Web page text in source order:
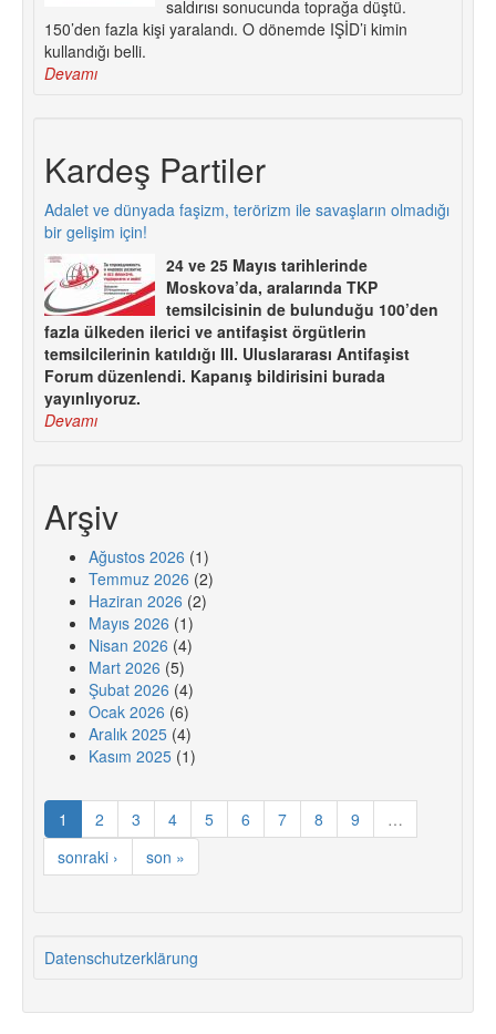
saldırısı sonucunda toprağa düştü.
150’den fazla kişi yaralandı. O dönemde IŞİD’i kimin
kullandığı belli.
Devamı
Kardeş Partiler
Adalet ve dünyada faşizm, terörizm ile savaşların olmadığı
bir gelişim için!
24 ve 25 Mayıs tarihlerinde
Moskova’da, aralarında TKP
temsilcisinin de bulunduğu 100’den
fazla ülkeden ilerici ve antifaşist örgütlerin
temsilcilerinin katıldığı III. Uluslararası Antifaşist
Forum düzenlendi. Kapanış bildirisini burada
yayınlıyoruz.
Devamı
Arşiv
Ağustos 2026 (1)
Temmuz 2026 (2)
Haziran 2026 (2)
Mayıs 2026 (1)
Nisan 2026 (4)
Mart 2026 (5)
Şubat 2026 (4)
Ocak 2026 (6)
Aralık 2025 (4)
Kasım 2025 (1)
1 2 3 4 5 6 7 8 9
…
sonraki ›
son »
Datenschutzerklärung